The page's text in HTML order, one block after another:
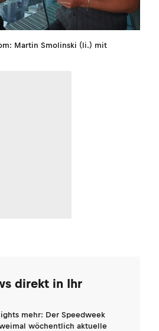
Martin Smolinski (li.) mit
direkt in Ihr
mehr: Der Speedweek
wöchentlich aktuelle